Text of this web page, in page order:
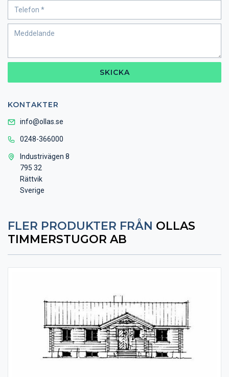
SKICKA
KONTAKTER
info@ollas.se
0248-366000
Industrivägen 8
795 32
Rättvik
Sverige
FLER PRODUKTER FRÅN OLLAS
TIMMERSTUGOR AB